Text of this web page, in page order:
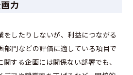
力
をしたりしないが、利益につながる
部門などの評価に適している項目で
する企画には関係ない部署でも、